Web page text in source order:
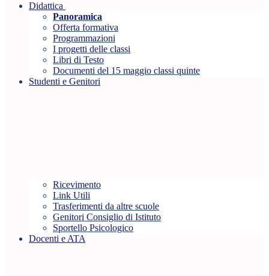
Didattica
Panoramica
Offerta formativa
Programmazioni
I progetti delle classi
Libri di Testo
Documenti del 15 maggio classi quinte
Studenti e Genitori
Ricevimento
Link Utili
Trasferimenti da altre scuole
Genitori Consiglio di Istituto
Sportello Psicologico
Docenti e ATA